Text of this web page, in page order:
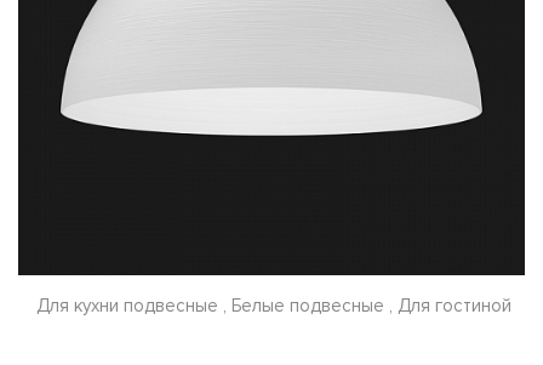
Для кухни подвесные , Белые подвесные , Для гостиной